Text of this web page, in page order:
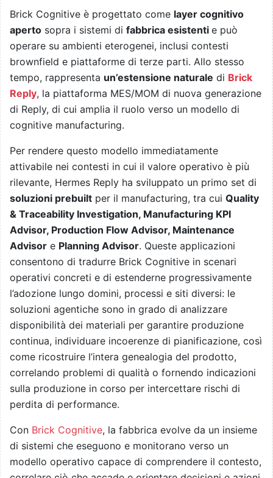
Brick Cognitive è progettato come layer cognitivo
aperto sopra i sistemi di fabbrica esistenti e può
operare su ambienti eterogenei, inclusi contesti
brownfield e piattaforme di terze parti. Allo stesso
tempo, rappresenta un’estensione naturale di Brick
Reply, la piattaforma MES/MOM di nuova generazione
di Reply, di cui amplia il ruolo verso un modello di
cognitive manufacturing.
Per rendere questo modello immediatamente
attivabile nei contesti in cui il valore operativo è più
rilevante, Hermes Reply ha sviluppato un primo set di
soluzioni prebuilt per il manufacturing, tra cui Quality
& Traceability Investigation, Manufacturing KPI
Advisor, Production Flow Advisor, Maintenance
Advisor e Planning Advisor. Queste applicazioni
consentono di tradurre Brick Cognitive in scenari
operativi concreti e di estenderne progressivamente
l’adozione lungo domini, processi e siti diversi: le
soluzioni agentiche sono in grado di analizzare
disponibilità dei materiali per garantire produzione
continua, individuare incoerenze di pianificazione, così
come ricostruire l’intera genealogia del prodotto,
correlando problemi di qualità o fornendo indicazioni
sulla produzione in corso per intercettare rischi di
perdita di performance.
Con Brick Cognitive, la fabbrica evolve da un insieme
di sistemi che eseguono e monitorano verso un
modello operativo capace di comprendere il contesto,